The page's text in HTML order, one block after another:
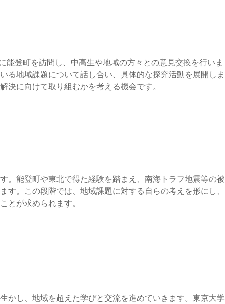
登町を訪問し、中高生や地域の方々との意見交換を行いま
る地域課題について話し合い、具体的な探究活動を展開しま
決に向けて取り組むかを考える機会です。
。能登町や東北で得た経験を踏まえ、南海トラフ地震等の被
。この段階では、地域課題に対する自らの考えを形にし、
とが求められます。
かし、地域を超えた学びと交流を進めていきます。東京大学